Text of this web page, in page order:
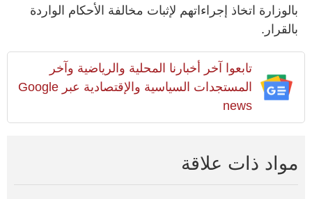
بالوزارة اتخاذ إجراءاتهم لإثبات مخالفة الأحكام الواردة
بالقرار.
تابعوا آخر أخبارنا المحلية والرياضية وآخر
المستجدات السياسية والإقتصادية عبر Google
news
مواد ذات علاقة